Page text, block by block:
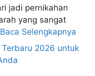
jadi pernikahan
yang sangat
Baca Selengkapnya
2026 untuk